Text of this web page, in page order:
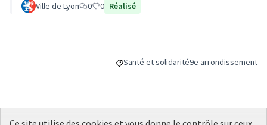
Ville de Lyon 0 0 Réalisé
Filtrer les résultats de la catégorie :
Santé et solidaritéFiltrer les résultats
9e arrondissement